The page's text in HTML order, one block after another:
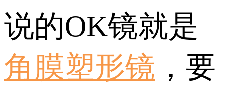
说的OK镜就是
角膜塑形镜 ，要